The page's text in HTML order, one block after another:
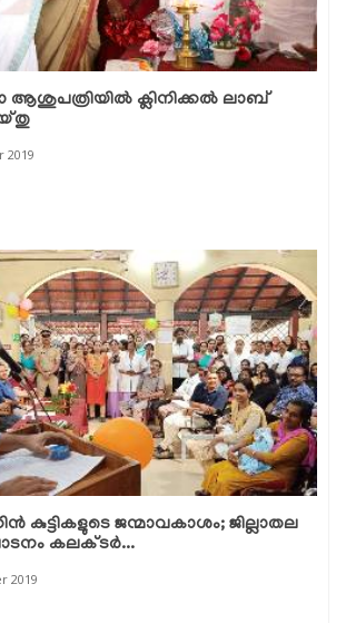
ആശുപത്രിയില്‍ ക്ലിനിക്കല്‍ ലാബ്
2019
കുട്ടികളുടെ ജന്മാവകാശം; ജില്ലാതല
കലക്ടര്‍...
2019